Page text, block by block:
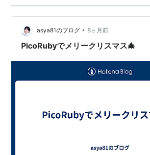
asya81のブログ • 8ヶ月前
PicoRubyでメリークリスマス🎄